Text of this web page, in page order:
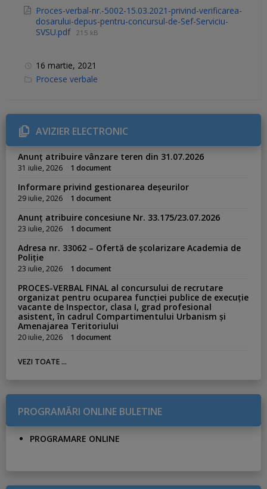
Proces-verbal-nr.-5002-15.03.2021-privind-verificarea-
dosarului-depus-pentru-concursul-de-Sef-Serviciu-
SVSU.pdf 215 kB
16 martie, 2021
C
g
r
i
e
s
Procese verbale
AVIZIER ELECTRONIC
Anunț atribuire vânzare teren din 31.07.2026
31 iulie, 2026 1 document
Informare privind gestionarea deșeurilor
29 iulie, 2026 1 document
Anunț atribuire concesiune Nr. 33.175/23.07.2026
23 iulie, 2026 1 document
Adresa nr. 33062 – Ofertă de școlarizare Academia de
Poliție
23 iulie, 2026 1 document
PROCES-VERBAL FINAL al concursului de recrutare
organizat pentru ocuparea funcției publice de execuție
vacante de Inspector, clasa I, grad profesional
asistent, în cadrul Compartimentului Urbanism și
Amenajarea Teritoriului
20 iulie, 2026 1 document
VEZI TOATE ...
PROGRAMĂRI ONLINE BULETINE
PROGRAMARE ONLINE